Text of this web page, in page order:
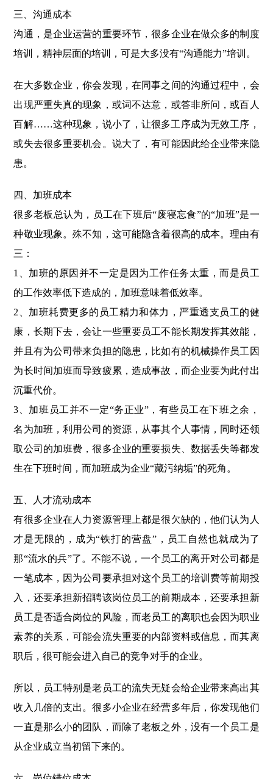
三、沟通成本
沟通，是企业运营的重要环节，很多企业在做众多的制度
培训，精神层面的培训，可是大多没有“沟通能力”培训。
在大多数企业，你会发现，在同事之间的沟通过程中，会
出现严重失真的现象，或词不达意，或答非所问，或百人
百解……这种现象，说小了，让很多工序成为无效工序，
或失去很多重要机会。说大了，有可能因此给企业带来隐
患。
四、加班成本
很多老板总认为，员工在下班后“废寝忘食”的“加班”是一
种敬业现象。殊不知，这可能隐含着很高的成本。理由有
三：
1、加班的原因并不一定是因为工作任务太重，而是员工
的工作效率低下造成的，加班意味着低效率。
2、加班耗费更多的员工精力和体力，严重透支员工的健
康，长期下去，会让一些重要员工不能长期发挥其效能，
并且有为公司带来负担的隐患，比如有的机械操作员工因
为长时间加班而导致疲累，造成事故，而企业要为此付出
沉重代价。
3、加班员工并不一定“务正业”，有些员工在下班之余，
名为加班，利用公司的资源，从事其个人事情，同时还领
取公司的加班费，很多企业的重要损失、数据丢失等都发
生在下班时间，而加班成为企业“藏污纳垢”的死角。
五、人才流动成本
有很多企业在人力资源管理上都是很欠缺的，他们认为人
才是无限的，成为“铁打的营盘”，员工自然也就成为了
那“流水的兵”了。不能不说，一个员工的离开对公司都是
一笔成本，因为公司要承担对这个员工的培训费等前期投
入，还要承担新招聘该岗位员工的前期成本，还要承担新
员工是否适合岗位的风险，而老员工的离职也会因为职业
素养的关系，可能会流失重要的内部资料或信息，而其离
职后，很可能会进入自己的竞争对手的企业。
所以，员工特别是老员工的流失无疑会给企业带来高出其
收入几倍的支出。很多小企业在经营多年后，你发现他们
一直是那么小的团队，而除了老板之外，没有一个员工是
从企业成立当初留下来的。